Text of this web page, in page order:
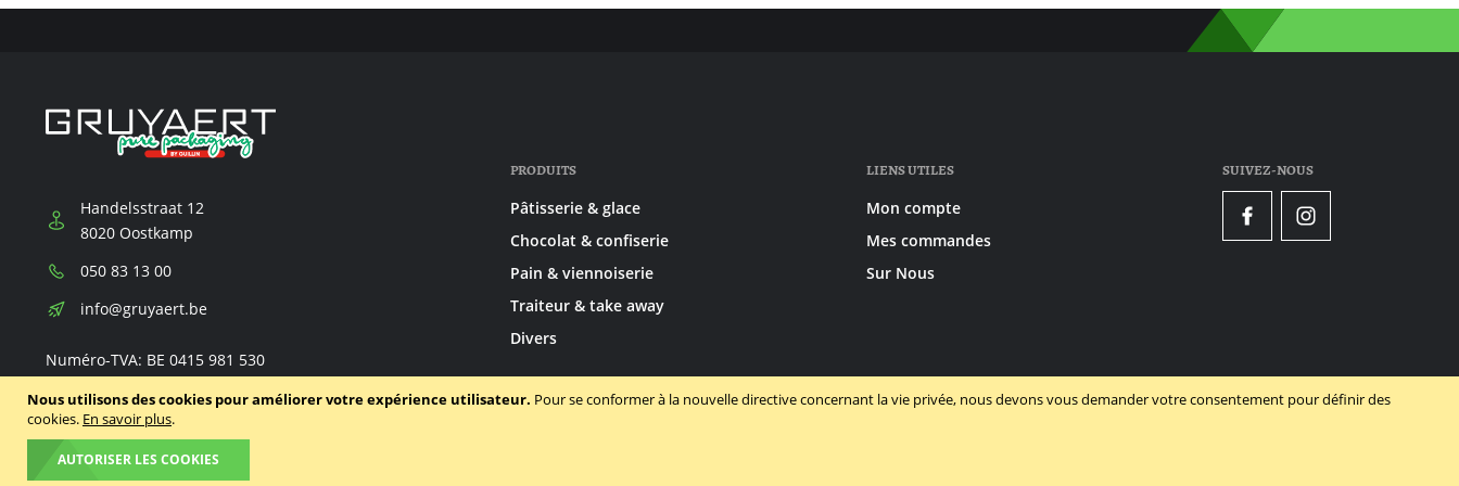
Nous utilisons des cookies pour améliorer votre expérience utilisateur. Pour se conformer à la nouvelle directive concernant la vie privée, nous devons vous demander votre consentement pour définir des
cookies. En savoir plus.
AUTORISER LES COOKIES
Handelsstraat 12
8020 Oostkamp
Téléphone:
050 83 13 00
E-
info@gruyaert.be
Numéro-TVA: BE 0415 981 530
PRODUITS
Pâtisserie & glace
Chocolat & confiserie
Pain & viennoiserie
Traiteur & take away
Divers
LIENS UTILES
Mon compte
Mes commandes
Sur Nous
SUIVEZ-NOUS
FacebookInstagram
© 2020 - 2026 Gruyaert